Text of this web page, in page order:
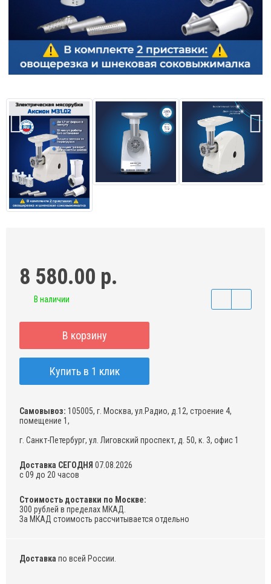
8 580.00 р.
В наличии
В корзину
Купить в 1 клик
Самовывоз: 105005, г. Москва, ул.Радио, д.12, строение 4,
помещение 1,
г. Санкт-Петербург, ул. Лиговский проспект, д. 50, к. 3, офис 1
Доставка СЕГОДНЯ 07.08.2026
с 09 до 20 часов
Стоимость доставки по Москве:
300 рублей в пределах МКАД.
За МКАД стоимость рассчитывается отдельно
Доставка по всей России.